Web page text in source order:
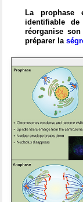
La prophase
identifiable
réorganise
préparer la